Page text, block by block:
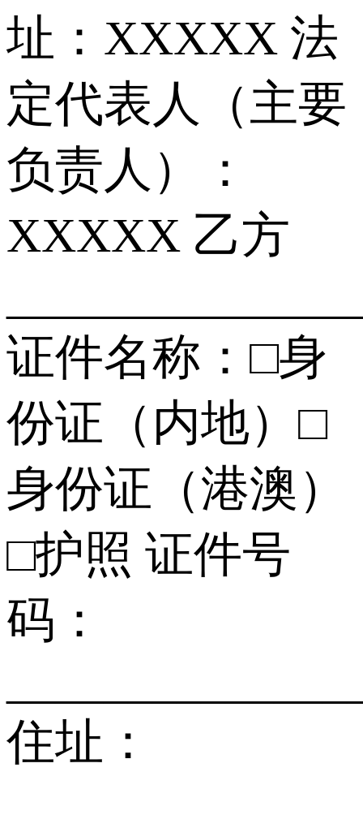
址：XXXXX 法
定代表人（主要
负责人）：
XXXXX 乙方
证件名称：□身
份证（内地）□
身份证（港澳）
□护照 证件号
码：
住址：